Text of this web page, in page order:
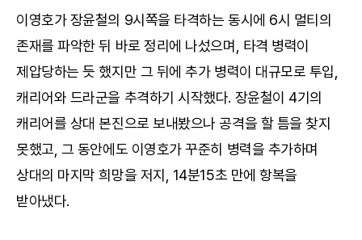
이영호가 장윤철의 9시쪽을 타격하는 동시에 6시 멀티의
존재를 파악한 뒤 바로 정리에 나섰으며, 타격 병력이
제압당하는 듯 했지만 그 뒤에 추가 병력이 대규모로 투입,
캐리어와 드라군을 추격하기 시작했다. 장윤철이 4기의
캐리어를 상대 본진으로 보내봤으나 공격을 할 틈을 찾지
못했고, 그 동안에도 이영호가 꾸준히 병력을 추가하며
상대의 마지막 희망을 저지, 14분15초 만에 항복을
받아냈다.